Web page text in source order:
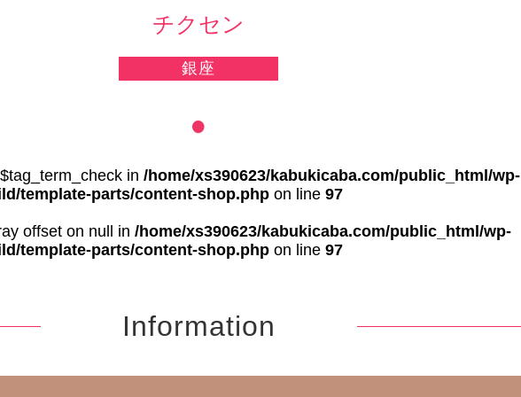
チクセン
銀座
in /home/xs390623/kabukicaba.com/public_html/wp-
template-parts/content-shop.php on line 97
offset on null in /home/xs390623/kabukicaba.com/public_html/wp-
template-parts/content-shop.php on line 97
Information